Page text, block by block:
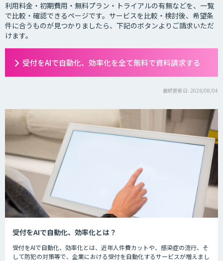
利用料金・初期費用・無料プラン・トライアルの有無などを、一覧
で比較・確認できるページです。サービスを比較・検討後、希望条
件に合うものが見つかりましたら、下記のボタンよりご請求いただ
けます。
受付をAIで自動化、効率化を全て無料で資料請求する
最終更新日: 2026/08/04
受付をAIで自動化、効率化とは？
受付をAIで自動化、効率化とは、近年人件費カットや、感染症の流行、そ
して防犯の対策等で、企業における受付を自動化するサービスが増えまし